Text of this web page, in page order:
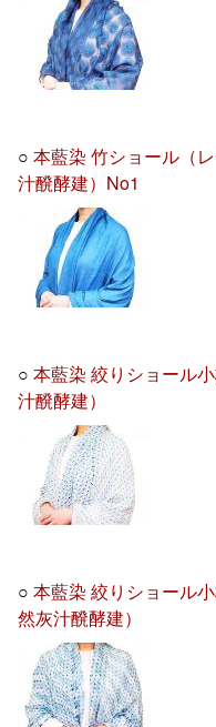
○本藍染 竹ショール（
汁醗酵建）No1
○本藍染 絞りショール
汁醗酵建）
○本藍染 絞りショール
然灰汁醗酵建）